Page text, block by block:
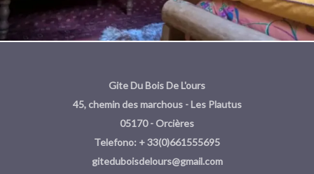
Gite Du Bois De L'ours
45, chemin des marchous - Les Plautus
05170 - Orcières
Telefono: + 33(0)661555695
giteduboisdelours@gmail.com